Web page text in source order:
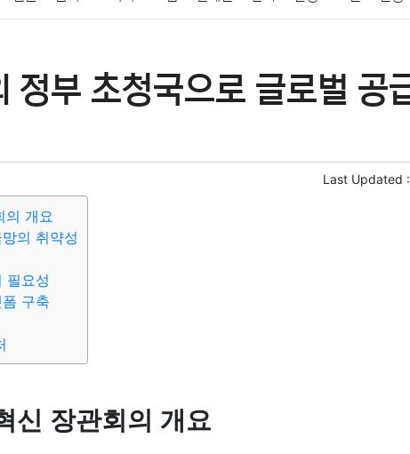
건강 의료 의학 경제 마케팅 부동산 외국어 교육 교
정부 초청국으로 글로벌 공
Last Updated :
의 개요
의 취약성
필요성
구축
신 장관회의 개요